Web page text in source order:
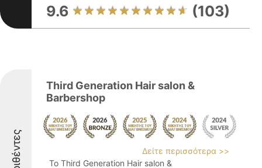
9.6 (103)
Third Generation Hair salon &
Barbershop
Δείτε περισσότερα >>
Το Third Generation Hair salon &